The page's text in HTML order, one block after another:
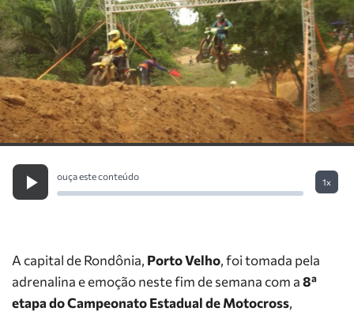
ouça este conteúdo
1x
A capital de Rondônia, Porto Velho, foi tomada pela
adrenalina e emoção neste fim de semana com a8ª
etapa do Campeonato Estadual de Motocross,